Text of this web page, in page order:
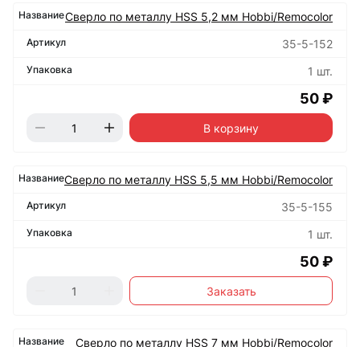
Сверло по металлу HSS 5,2 мм Hobbi/Remocolor
35-5-152
1 шт.
50 ₽
В корзину
Сверло по металлу HSS 5,5 мм Hobbi/Remocolor
35-5-155
1 шт.
50 ₽
Заказать
Сверло по металлу HSS 7 мм Hobbi/Remocolor